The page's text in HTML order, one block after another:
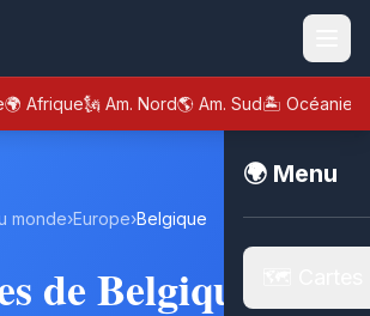
🌍 Afrique🗽 Am. Nord🌎 Am. Sud🏝️ Océanie
🌍 Menu
monde›Europe›Belgique
de Belgique